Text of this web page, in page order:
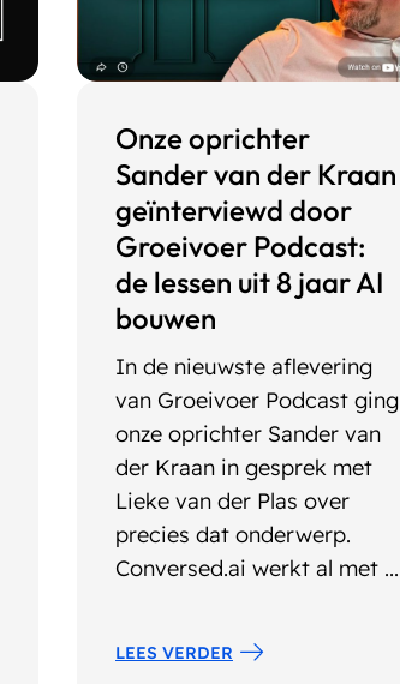
Onze oprichter
Sander van der Kraan
geïnterviewd door
Groeivoer Podcast:
de lessen uit 8 jaar AI
bouwen
In de nieuwste aflevering
van Groeivoer Podcast ging
onze oprichter Sander van
der Kraan in gesprek met
Lieke van der Plas over
precies dat onderwerp.
Conversed.ai werkt al met ...
LEES VERDER